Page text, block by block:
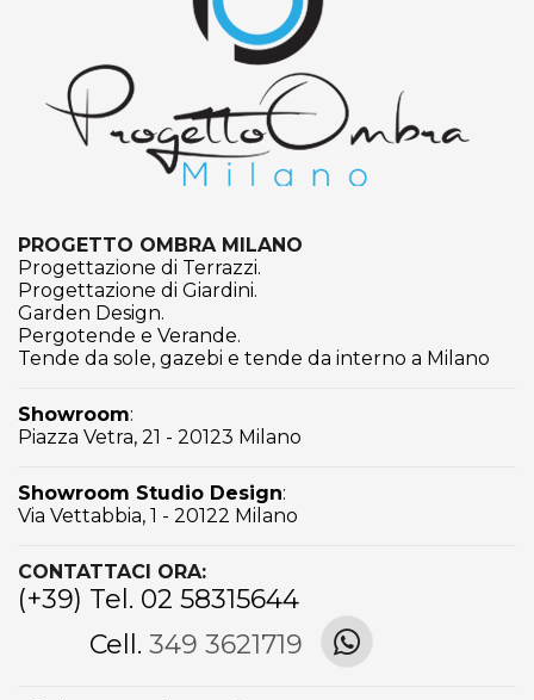
PROGETTO OMBRA MILANO
Progettazione di Terrazzi.
Progettazione di Giardini.
Garden Design.
Pergotende e Verande.
Tende da sole, gazebi e tende da interno a Milano
Showroom:
Piazza Vetra, 21 - 20123 Milano
Showroom Studio Design:
Via Vettabbia, 1 - 20122 Milano
CONTATTACI ORA:
(+39) Tel. 02 58315644
Cell. 349 3621719